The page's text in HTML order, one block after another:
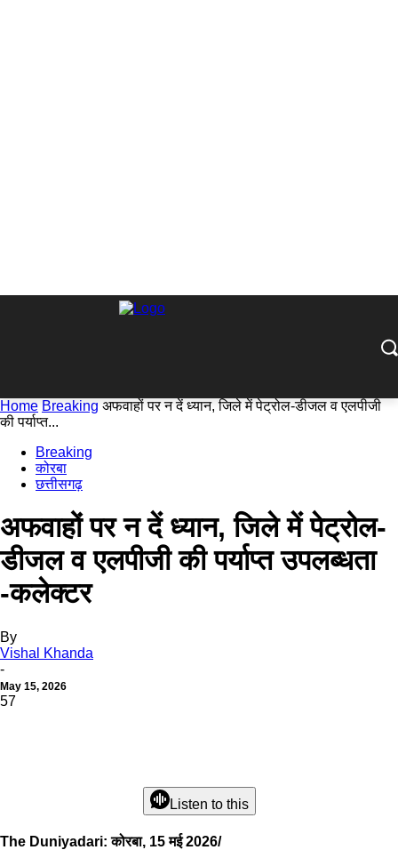
Home Breaking अफवाहों पर न दें ध्यान, जिले में पेट्रोल-डीजल व एलपीजी
की पर्याप्त...
Breaking
कोरबा
छत्तीसगढ़
अफवाहों पर न दें ध्यान, जिले में पेट्रोल-
डीजल व एलपीजी की पर्याप्त उपलब्धता
-कलेक्टर
By
Vishal Khanda
-
May 15, 2026
57
Listen to this
The Duniyadari: कोरबा, 15 मई 2026/